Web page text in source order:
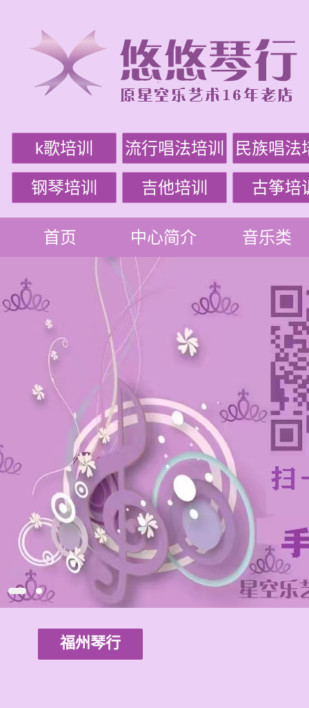
k歌培训 流行唱法培训 民族唱法
钢琴培训 吉他培训 古筝培
首页 中心简介 音乐类
福州琴行